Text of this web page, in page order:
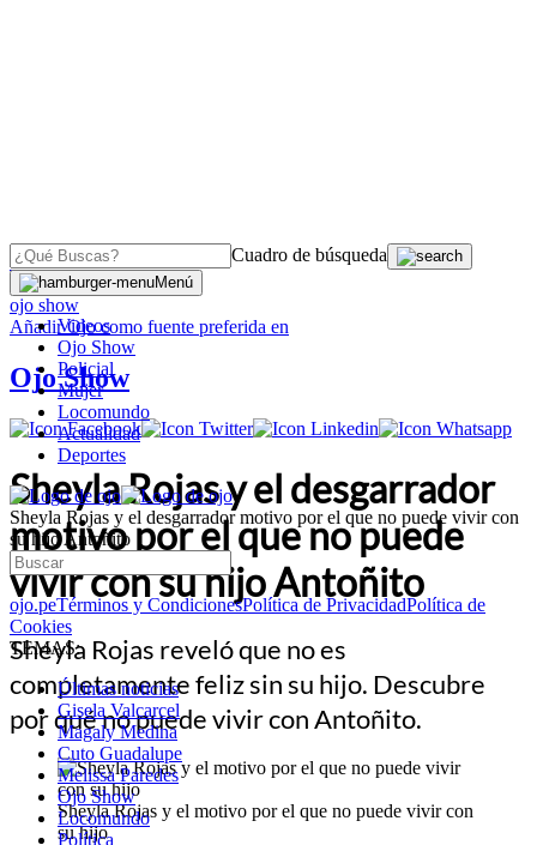
Cuadro de búsqueda
Menú
Videos
Ojo Show
Policial
Mujer
Locomundo
Actualidad
Deportes
Sheyla Rojas y el desgarrador motivo por el que no puede vivir con
su hijo Antoñito
ojo.peTérminos y CondicionesPolítica de PrivacidadPolítica de
Cookies
TEMAS:
Últimas noticias
Gisela Valcarcel
Magaly Medina
Cuto Guadalupe
Melissa Paredes
Ojo Show
Locomundo
Política
OJO
ojo show
AñadirOjocomo fuente preferida en
Ojo Show
Sheyla Rojas y el desgarrador
motivo por el que no puede
vivir con su hijo Antoñito
Sheyla Rojas reveló que no es
completamente feliz sin su hijo. Descubre
por qué no puede vivir con Antoñito.
Sheyla Rojas y el motivo por el que no puede vivir con
su hijo